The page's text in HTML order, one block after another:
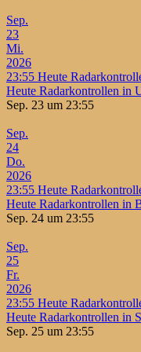
Sep.
23
Mi.
2026
23:55 Heute
Heute Radarkontrollen in
Sep. 23 um 23:55
Sep.
24
Do.
2026
23:55 Heute
Heute Radarkontrollen in
Sep. 24 um 23:55
Sep.
25
Fr.
2026
23:55 Heute
Heute Radarkontrollen in
Sep. 25 um 23:55